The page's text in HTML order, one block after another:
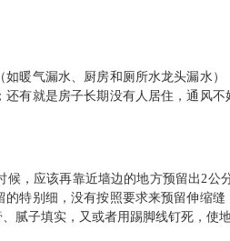
气漏水、厨房和厕所水龙头漏水）
有就是房子长期没有人居住，通风
应该再靠近墙边的地方预留出2公
特别细，没有按照要求来预留伸缩
腻子填实，又或者用踢脚线钉死，使